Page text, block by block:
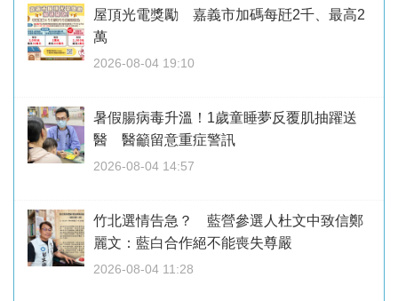
屋頂光電獎勵 嘉義市加碼每瓩2千、最高2
萬
2026-08-04 19:10
暑假腸病毒升溫！1歲童睡夢反覆肌抽躍送
醫 醫籲留意重症警訊
2026-08-04 14:57
竹北選情告急？ 藍營參選人杜文中致信鄭
麗文：藍白合作絕不能喪失尊嚴
2026-08-04 11:28